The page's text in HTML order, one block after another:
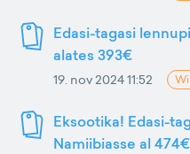
Edasi-tagasi
alates 393€
19. nov 2024 11:52
Eksootika! Edasi-
Namiibiasse al 474€